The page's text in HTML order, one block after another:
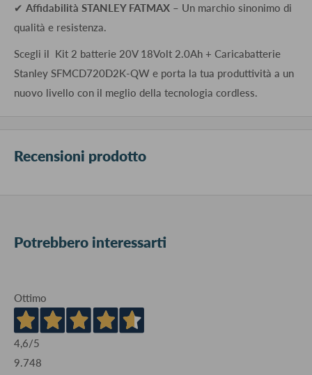
✔ Affidabilità STANLEY FATMAX – Un marchio sinonimo di
qualità e resistenza.
Scegli il Kit 2 batterie 20V 18Volt 2.0Ah + Caricabatterie
Stanley SFMCD720D2K-QW e porta la tua produttività a un
nuovo livello con il meglio della tecnologia cordless.
Recensioni prodotto
Potrebbero interessarti
Ottimo
4,6/5
9.748